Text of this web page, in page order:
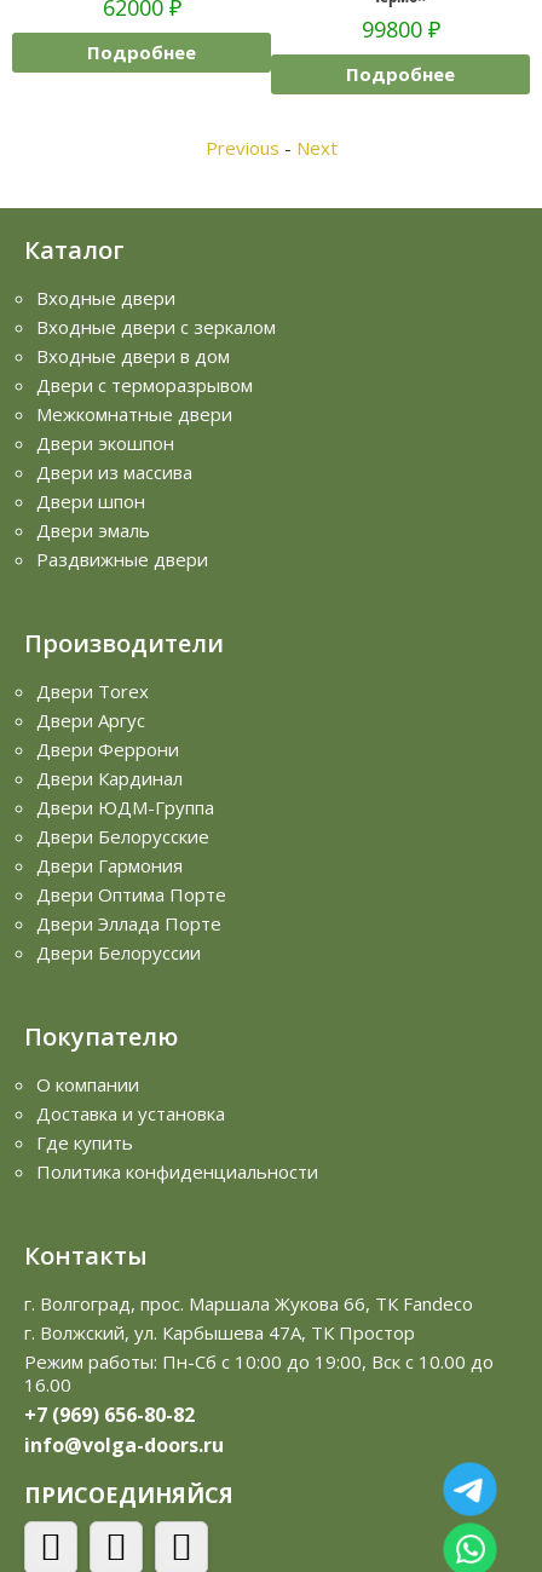
99800₽
Подробнее
Подробнее
Previous - Next
Каталог
Входные двери
Входные двери с зеркалом
Входные двери в дом
Двери с терморазрывом
Межкомнатные двери
Двери экошпон
Двери из массива
Двери шпон
Двери эмаль
Раздвижные двери
Производители
Двери Torex
Двери Аргус
Двери Феррони
Двери Кардинал
Двери ЮДМ-Группа
Двери Белорусские
Двери Гармония
Двери Оптима Порте
Двери Эллада Порте
Двери Белоруссии
Покупателю
О компании
Доставка и установка
Где купить
Политика конфиденциальности
Контакты
г. Волгоград, прос. Маршала Жукова 66, ТК Fandeco
г. Волжский, ул. Карбышева 47А, ТК Простор
Режим работы: Пн-Сб с 10:00 до 19:00, Вск с 10.00 до
16.00
+7 (969) 656-80-82
info@volga-doors.ru
ПРИСОЕДИНЯЙСЯ